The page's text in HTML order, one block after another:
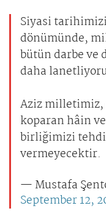
Siyasi
dönümünde,
bütün darbe
daha
Aziz milletimiz,
koparan hâin
birliğimizi
vermeyecektir.
— Mustafa
September 12,